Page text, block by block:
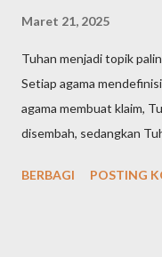
Maret 21, 2025
Tuhan menjadi topik
Setiap agama
agama membuat klaim,
disembah, sedangkan
Yahudi (Yudaisme)
BERBAGI POSTING